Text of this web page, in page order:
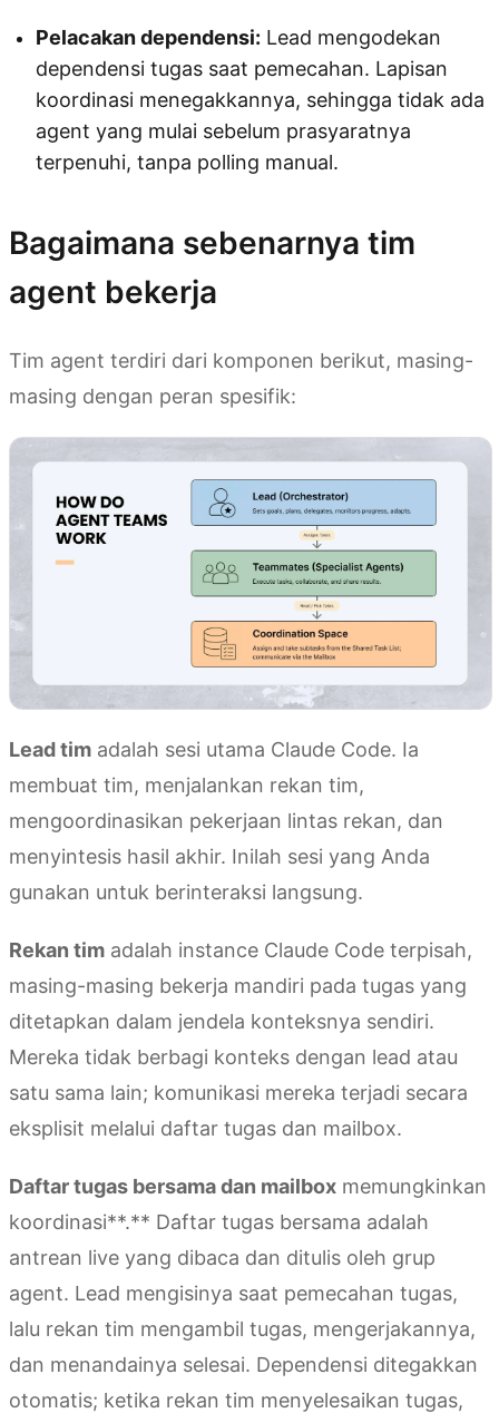
Pelacakan dependensi: Lead mengodekan
dependensi tugas saat pemecahan. Lapisan
koordinasi menegakkannya, sehingga tidak ada
agent yang mulai sebelum prasyaratnya
terpenuhi, tanpa polling manual.
Bagaimana sebenarnya tim
agent bekerja
Tim agent terdiri dari komponen berikut, masing-
masing dengan peran spesifik:
Lead tim adalah sesi utama Claude Code. Ia
membuat tim, menjalankan rekan tim,
mengoordinasikan pekerjaan lintas rekan, dan
menyintesis hasil akhir. Inilah sesi yang Anda
gunakan untuk berinteraksi langsung.
Rekan tim adalah instance Claude Code terpisah,
masing-masing bekerja mandiri pada tugas yang
ditetapkan dalam jendela konteksnya sendiri.
Mereka tidak berbagi konteks dengan lead atau
satu sama lain; komunikasi mereka terjadi secara
eksplisit melalui daftar tugas dan mailbox.
Daftar tugas bersama dan mailbox memungkinkan
koordinasi**.** Daftar tugas bersama adalah
antrean live yang dibaca dan ditulis oleh grup
agent. Lead mengisinya saat pemecahan tugas,
lalu rekan tim mengambil tugas, mengerjakannya,
dan menandainya selesai. Dependensi ditegakkan
otomatis; ketika rekan tim menyelesaikan tugas,